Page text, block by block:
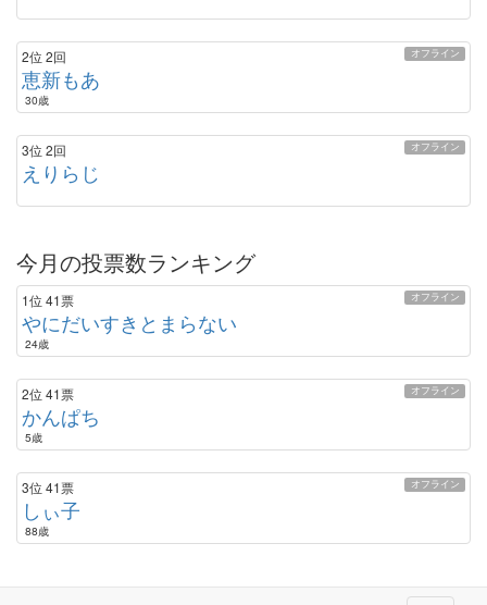
オフライン
2位 2回
恵新もあ
30歳
オフライン
3位 2回
えりらじ
今月の投票数ランキング
オフライン
1位 41票
やにだいすきとまらない
24歳
オフライン
2位 41票
かんぱち
5歳
オフライン
3位 41票
しぃ子
88歳